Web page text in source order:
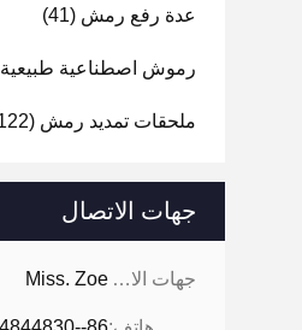
عدة رفع رمش (41)
رموش اصطناعية طبيعية
ملحقات تمديد رمش (122)
جهات الاتصال
جهات الاتصال: Miss. Zoe